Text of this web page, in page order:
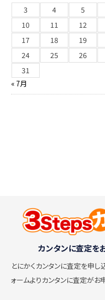
3
4 5
10
11 12
17
18 19
24
25 26
31
« 7月
カンタンに査定を
とにかくカンタンに査定を申し
ォームよりカンタンに査定がお